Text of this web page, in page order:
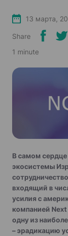
13 марта,
Share
1 minute
В самом
экосистемы
входящий в
усилия с
компанией
одну из
– эрадикацию